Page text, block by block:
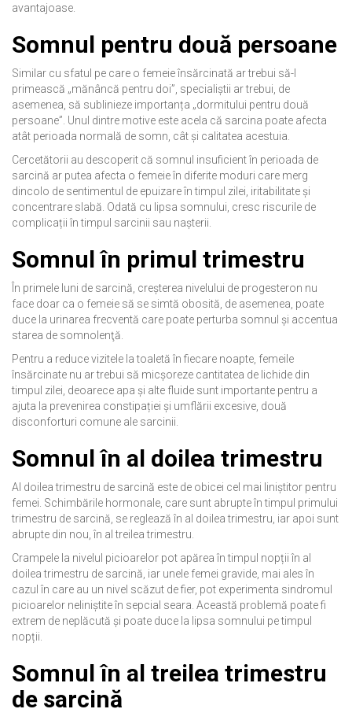
avantajoase.
Somnul pentru două persoane
Similar cu sfatul pe care o femeie însărcinată ar trebui să-l
primească „mănâncă pentru doi”, specialiștii ar trebui, de
asemenea, să sublinieze importanța „dormitului pentru două
persoane”. Unul dintre motive este acela că sarcina poate afecta
atât perioada normală de somn, cât și calitatea acestuia.
Cercetătorii au descoperit că somnul insuficient în perioada de
sarcină ar putea afecta o femeie în diferite moduri care merg
dincolo de sentimentul de epuizare în timpul zilei, iritabilitate şi
concentrare slabă. Odată cu lipsa somnului, cresc riscurile de
complicații în timpul sarcinii sau nașterii.
Somnul în primul trimestru
În primele luni de sarcină, creșterea nivelului de progesteron nu
face doar ca o femeie să se simtă obosită, de asemenea, poate
duce la urinarea frecventă care poate perturba somnul şi accentua
starea de somnolenţă.
Pentru a reduce vizitele la toaletă în fiecare noapte, femeile
însărcinate nu ar trebui să micșoreze cantitatea de lichide din
timpul zilei, deoarece apa şi alte fluide sunt importante pentru a
ajuta la prevenirea constipației și umflării excesive, două
disconforturi comune ale sarcinii.
Somnul în al doilea trimestru
Al doilea trimestru de sarcină este de obicei cel mai liniștitor pentru
femei. Schimbările hormonale, care sunt abrupte în timpul primului
trimestru de sarcină, se reglează în al doilea trimestru, iar apoi sunt
abrupte din nou, în al treilea trimestru.
Crampele la nivelul picioarelor pot apărea în timpul nopții în al
doilea trimestru de sarcină, iar unele femei gravide, mai ales în
cazul în care au un nivel scăzut de fier, pot experimenta sindromul
picioarelor neliniștite în sepcial seara. Această problemă poate fi
extrem de neplăcută și poate duce la lipsa somnului pe timpul
nopții.
Somnul în al treilea trimestru
de sarcină